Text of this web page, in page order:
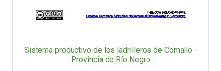
Sistema productivo de los ladrilleros de Comallo -
Provincia de Río Negro